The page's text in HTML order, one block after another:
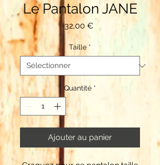
Le Pantalon JANE
32,00 €Prix
Taille *
Quantité *
Ajouter au panier